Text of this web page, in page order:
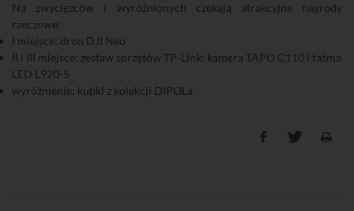
Na zwycięzców i wyróżnionych czekają atrakcyjne nagrody
rzeczowe:
I miejsce: dron DJI Neo
II i III miejsce: zestaw sprzętów TP-Link: kamera TAPO C110 i taśma
LED L920-5
wyróżnienie: kubki z kolekcji DIPOLa